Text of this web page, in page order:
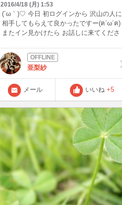
2016/4/18 (月) 1:53
(´ω｀)♡ 今日 初ログインから 沢山の人に
相手してもらえて良かったですー(ฅ`ω´ฅ)
またイン見かけたら お話しに来てくださ
だ‥。 熱出てるみたい‥。 頭痛いよー
(>_<) 誰か、 ポカリスエットと プリン持
って お見舞い来てくださいw それでは、
また明日、 インした時にお会い出来る そ
の時までー(ﾉ)'ω`(ヾ)♡
亜梨紗
メール いいね +5